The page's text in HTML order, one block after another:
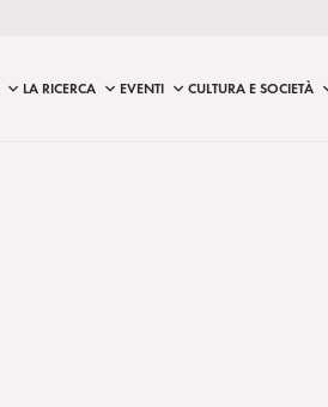
LA RICERCA EVENTI CULTURA E SOCIETÀ